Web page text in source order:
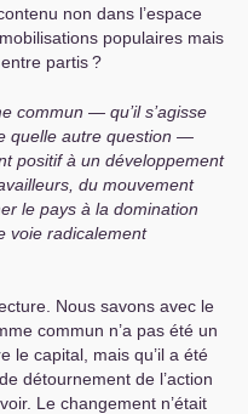
non dans l’espace
populaires mais
partis?
commun — qu’il s’agisse
quelle autre question —
positif à un développement
du mouvement
le pays à la domination
voie radicalement
Nous savons avec le
commun n’a pas été un
le capital, mais qu’il a été
détournement de l’action
Le changement n’était